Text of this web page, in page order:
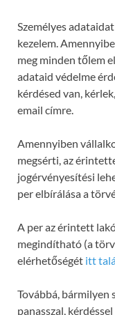
Személyes
kezelem.
meg minden tőlem
adataid védelme
kérdésed van,
email címre.
Amennyiben
megsérti, az
jogérvényesítési
per elbírálása a
A per az érintett
megindítható (a
elérhetőségét itt
Továbbá, bármilyen
panasszal,